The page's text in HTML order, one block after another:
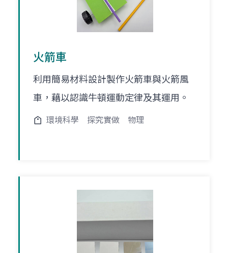
火箭車
利用簡易材料設計製作火箭車與火箭風
車，藉以認識牛頓運動定律及其運用。
環境科學 探究實做 物理